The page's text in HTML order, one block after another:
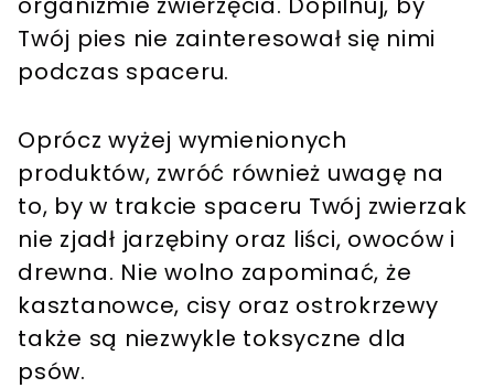
Twój pies nie zainteresował się nimi
podczas spaceru.
Oprócz wyżej wymienionych
produktów, zwróć również uwagę na
to, by w trakcie spaceru Twój zwierzak
nie zjadł jarzębiny oraz liści, owoców i
drewna. Nie wolno zapominać, że
kasztanowce, cisy oraz ostrokrzewy
także są niezwykle toksyczne dla
psów.